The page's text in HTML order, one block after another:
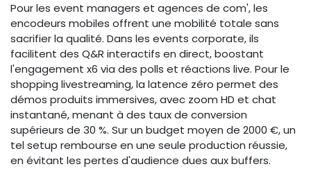
Pour les event managers et agences de com', les
encodeurs mobiles offrent une mobilité totale sans
sacrifier la qualité. Dans les events corporate, ils
facilitent des Q&R interactifs en direct, boostant
l'engagement x6 via des polls et réactions live. Pour le
shopping livestreaming, la latence zéro permet des
démos produits immersives, avec zoom HD et chat
instantané, menant à des taux de conversion
supérieurs de 30 %. Sur un budget moyen de 2000 €, un
tel setup rembourse en une seule production réussie,
en évitant les pertes d'audience dues aux buffers.